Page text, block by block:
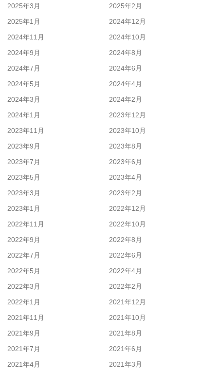
2025年3月
2025年2月
2025年1月
2024年12月
2024年11月
2024年10月
2024年9月
2024年8月
2024年7月
2024年6月
2024年5月
2024年4月
2024年3月
2024年2月
2024年1月
2023年12月
2023年11月
2023年10月
2023年9月
2023年8月
2023年7月
2023年6月
2023年5月
2023年4月
2023年3月
2023年2月
2023年1月
2022年12月
2022年11月
2022年10月
2022年9月
2022年8月
2022年7月
2022年6月
2022年5月
2022年4月
2022年3月
2022年2月
2022年1月
2021年12月
2021年11月
2021年10月
2021年9月
2021年8月
2021年7月
2021年6月
2021年4月
2021年3月